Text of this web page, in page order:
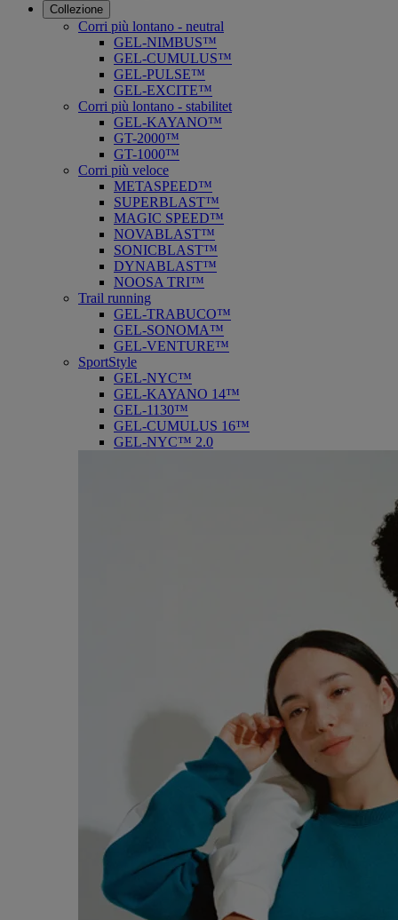
Collezione
Corri più lontano - neutral
GEL-NIMBUS™
GEL-CUMULUS™
GEL-PULSE™
GEL-EXCITE™
Corri più lontano - stabilitet
GEL-KAYANO™
GT-2000™
GT-1000™
Corri più veloce
METASPEED™
SUPERBLAST™
MAGIC SPEED™
NOVABLAST™
SONICBLAST™
DYNABLAST™
NOOSA TRI™
Trail running
GEL-TRABUCO™
GEL-SONOMA™
GEL-VENTURE™
SportStyle
GEL-NYC™
GEL-KAYANO 14™
GEL-1130™
GEL-CUMULUS 16™
GEL-NYC™ 2.0